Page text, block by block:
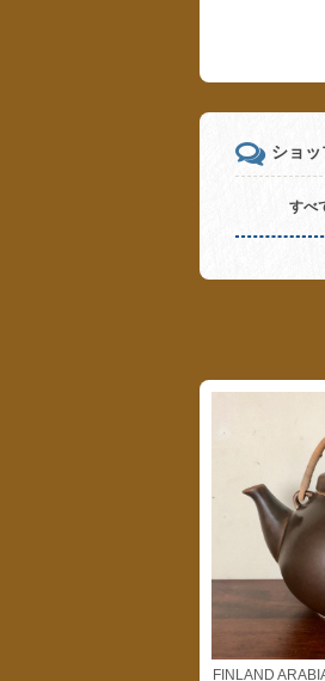
ショ
すべ
FINLAND